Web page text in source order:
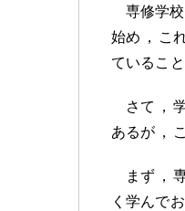
専修学
始め ， こ
ているこ
さて ，
あるが ，
まず ，
く学んで